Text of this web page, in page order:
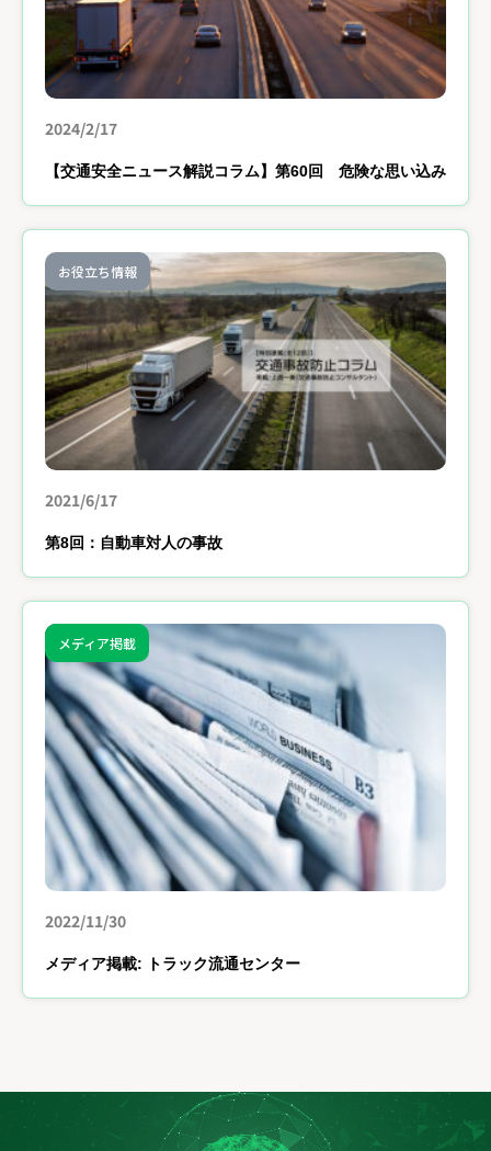
2024/2/17
【交通安全ニュース解説コラム】第60回 危険な思い込み
お役立ち情報
2021/6/17
第8回：自動車対人の事故
メディア掲載
2022/11/30
メディア掲載: トラック流通センター